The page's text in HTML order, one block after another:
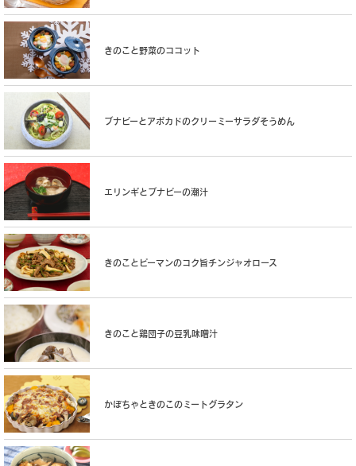
きのこと野菜のココット
ブナピーとアボカドのクリーミーサラダそうめん
エリンギとブナピーの潮汁
きのことピーマンのコク旨チンジャオロース
きのこと鶏団子の豆乳味噌汁
かぼちゃときのこのミートグラタン